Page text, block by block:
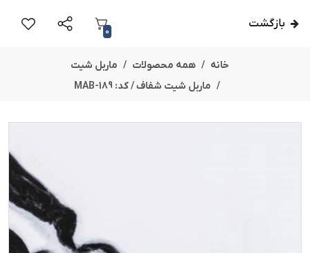
بازگشت
0
خانه همه محصولات
ماربل شیت
ماربل شیت شفاف / کد: MAB-189